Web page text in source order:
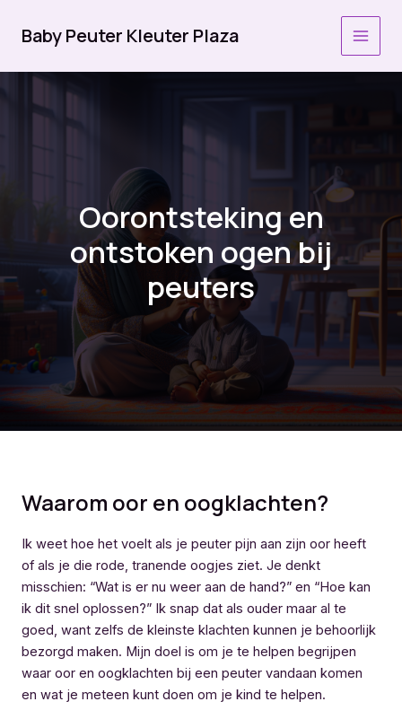
naar
inhoud
Baby Peuter Kleuter Plaza
Oorontsteking en
ontstoken ogen bij
peuters
Waarom oor en oogklachten?
Ik weet hoe het voelt als je peuter pijn aan zijn oor heeft
of als je die rode, tranende oogjes ziet. Je denkt
misschien: “Wat is er nu weer aan de hand?” en “Hoe kan
ik dit snel oplossen?” Ik snap dat als ouder maar al te
goed, want zelfs de kleinste klachten kunnen je behoorlijk
bezorgd maken. Mijn doel is om je te helpen begrijpen
waar oor en oogklachten bij een peuter vandaan komen
en wat je meteen kunt doen om je kind te helpen.